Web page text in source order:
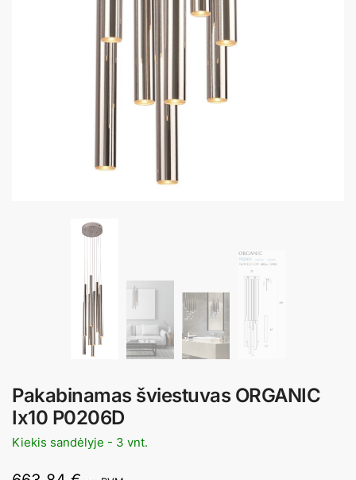
Pakabinamas šviestuvas ORGANIC
Ix10 P0206D
Kiekis sandėlyje - 3 vnt.